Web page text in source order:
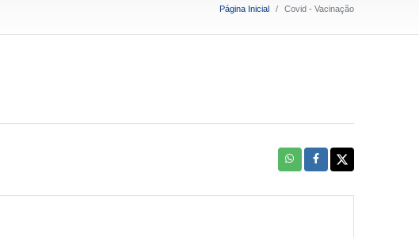
Página Inicial Covid - Vacinação